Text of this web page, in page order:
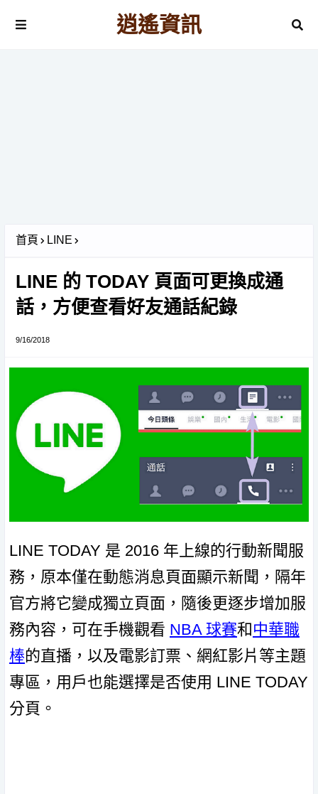
逍遙資訊
首頁 LINE
LINE 的 TODAY 頁面可更換成通
話，方便查看好友通話紀錄
9/16/2018
LINE TODAY 是 2016 年上線的行動新聞服
務，原本僅在動態消息頁面顯示新聞，隔年
官方將它變成獨立頁面，隨後更逐步增加服
務內容，可在手機觀看 NBA 球賽和中華職
棒的直播，以及電影訂票、網紅影片等主題
專區，用戶也能選擇是否使用 LINE TODAY
分頁。